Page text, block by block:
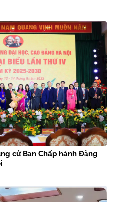
cử Ban Chấp hành Đảng